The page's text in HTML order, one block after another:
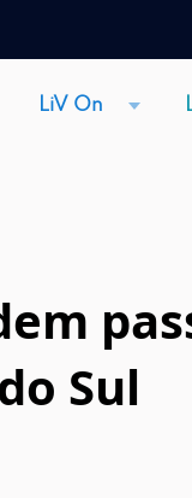
LiV On
Sul